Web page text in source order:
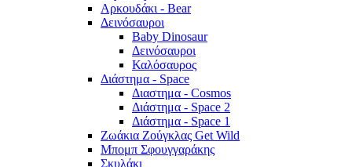
Αρκουδάκι - Bear
Δεινόσαυροι
Baby Dinosaur
Δεινόσαυροι
Καλόσαυρος
Διάστημα - Space
Διαστημα - Cosmos
Διάστημα - Space 2
Διάστημα - Space 1
Ζωάκια Ζούγκλας Get Wild
Μπομπ Σφουγγαράκης
Σκυλάκι